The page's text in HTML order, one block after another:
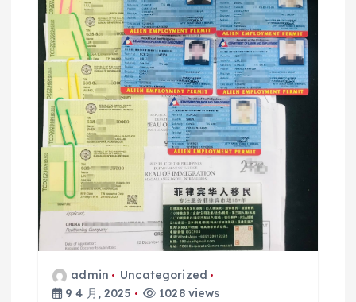
admin
Uncategorized
9 4 月, 2025
1028 views